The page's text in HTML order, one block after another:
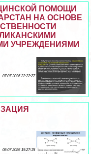
ПОМОЩИ
НА ОСНОВЕ
УЧРЕЖДЕНИЯМИ
07 07 2026 22:22:27
06 07 2026 15:27:15